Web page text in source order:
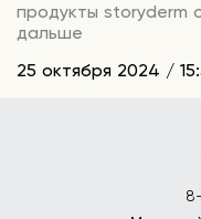
продукты storyderm
дальше
25 октября 2024 /